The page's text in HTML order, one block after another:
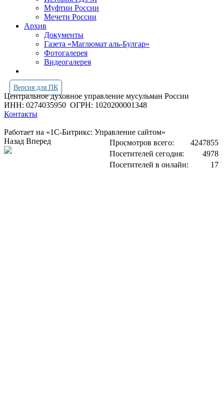
Муфтии России
Мечети России
Архив
Документы
Газета «Маглюмат аль-Булгар»
Фотогалерея
Видеогалерея
Версия для ПК
Центральное духовное управление мусульман России
ИНН: 0274035950 ОГРН: 1020200001348
Контакты
Работает на «1С-Битрикс: Управление сайтом»
Просмотров всего:
4247855
Посетителей сегодня:
4978
Посетителей в онлайн:
17
Назад Вперед